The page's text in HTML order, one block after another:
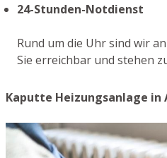
24-Stunden-Notdienst
Rund um die Uhr sind wir
Sie erreichbar und stehen
Kaputte Heizungsanlage in